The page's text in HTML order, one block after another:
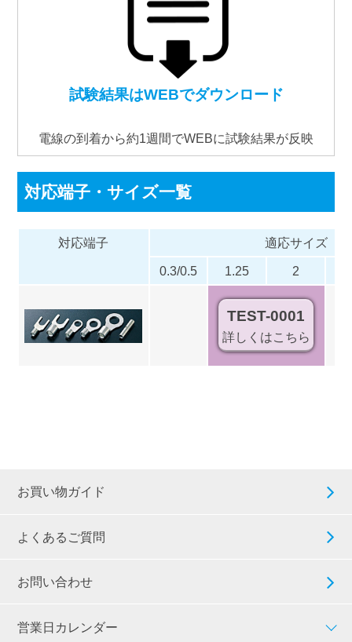
試験結果はWEBでダウンロード
電線の到着から約1週間でWEBに試験結果が反映
対応端子・サイズ一覧
対応端子
適応サイズ
0.3/0.5
1.25 2
TEST-0001
詳しくはこちら
お買い物ガイド
よくあるご質問
お問い合わせ
営業日カレンダー